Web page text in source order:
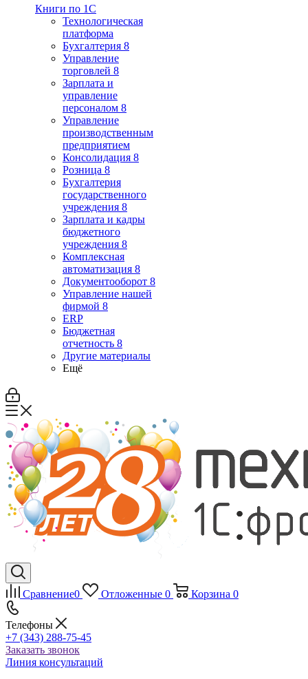
Книги по 1С
Технологическая
платформа
Бухгалтерия 8
Управление
торговлей 8
Зарплата и
управление
персоналом 8
Управление
производственным
предприятием
Консолидация 8
Розница 8
Бухгалтерия
государственного
учреждения 8
Зарплата и кадры
бюджетного
учреждения 8
Комплексная
автоматизация 8
Документооборот 8
Управление нашей
фирмой 8
ERP
Бюджетная
отчетность 8
Другие материалы
Ещё
Сравнение0 Отложенные 0 Корзина 0
Телефоны
+7 (343) 288-75-45
Заказать звонок
Линия консультаций